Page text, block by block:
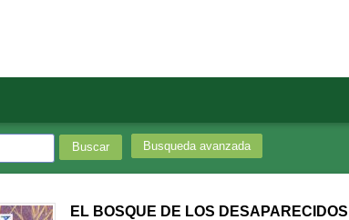
Busqueda avanzada
EL BOSQUE DE LOS DESAPARECIDOS